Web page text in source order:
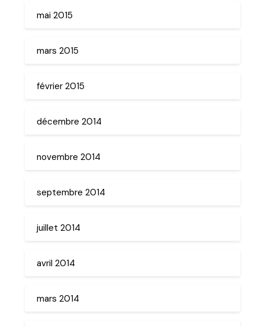
mai 2015
mars 2015
février 2015
décembre 2014
novembre 2014
septembre 2014
juillet 2014
avril 2014
mars 2014